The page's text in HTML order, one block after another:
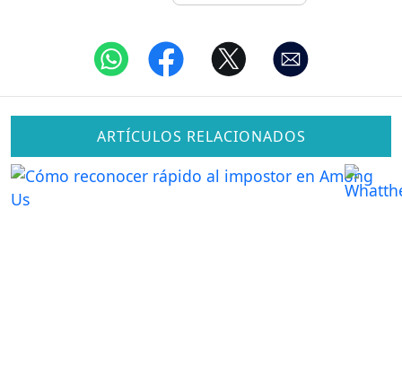
ARTÍCULOS RELACIONADOS